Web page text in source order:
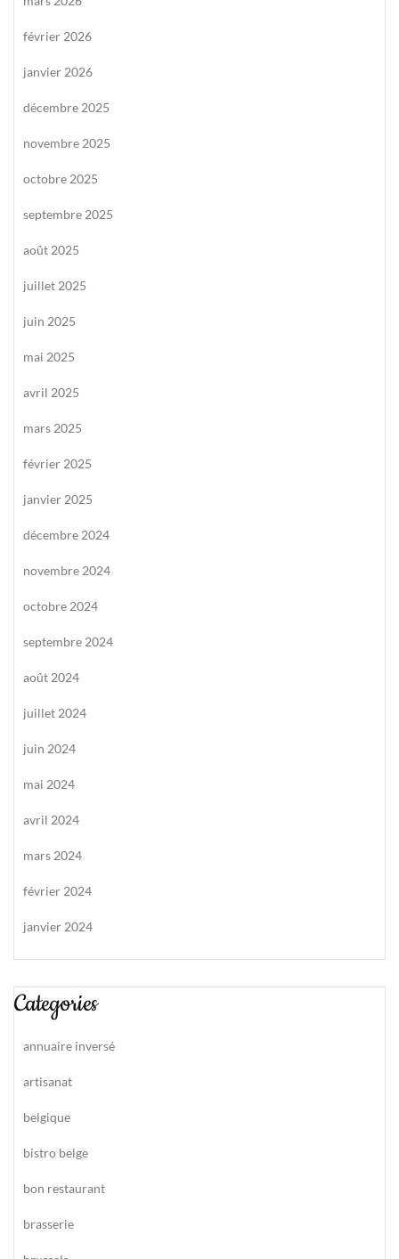
février 2026
janvier 2026
décembre 2025
novembre 2025
octobre 2025
septembre 2025
août 2025
juillet 2025
juin 2025
mai 2025
avril 2025
mars 2025
février 2025
janvier 2025
décembre 2024
novembre 2024
octobre 2024
septembre 2024
août 2024
juillet 2024
juin 2024
mai 2024
avril 2024
mars 2024
février 2024
janvier 2024
Categories
annuaire inversé
artisanat
belgique
bistro belge
bon restaurant
brasserie